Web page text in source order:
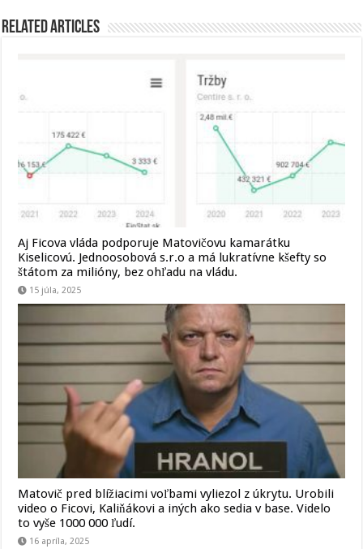
Related Articles
Aj Ficova vláda podporuje Matovičovu kamarátku
Kiselicovú. Jednoosobová s.r.o a má lukratívne kšefty so
štátom za milióny, bez ohľadu na vládu.
15 júla, 2025
Matovič pred blížiacimi voľbami vyliezol z úkrytu. Urobili
video o Ficovi, Kaliňákovi a iných ako sedia v base. Videlo
to vyše 1000 000 ľudí.
16 apríla, 2025